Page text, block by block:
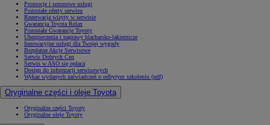
Promocje i sezonowe usługi
Pozostałe oferty serwisu
Rezerwacja wizyty w serwisie
Gwarancja Toyota Relax
Pozostałe Gwarancje Toyoty
Ubezpieczenia i naprawy blacharsko-lakiernicze
Innowacyjne usługi dla Twojej wygody
Bezpłatne Akcje Serwisowe
Serwis Dobrych Cen
Serwis w ASO się opłaca
Dostęp do informacji serwisowych
Wykaz wydanych zaświadczeń o odbytym szkoleniu (pdf)
Oryginalne części i oleje Toyota
Oryginalne części Toyoty
Oryginalne oleje Toyoty